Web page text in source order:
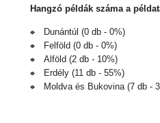
Hangzó példák száma a
Dunántúl (0 db - 0%)
Felföld (0 db - 0%)
Alföld (2 db - 10%)
Erdély (11 db - 55%)
Moldva és Bukovina (7 db -